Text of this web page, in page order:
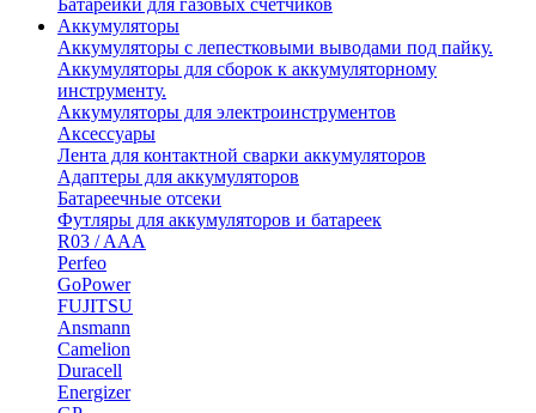
Батарейки для газовых счетчиков
Аккумуляторы
Аккумуляторы с лепестковыми выводами под пайку.
Аккумуляторы для сборок к аккумуляторному
инструменту.
Аккумуляторы для электроинструментов
Аксессуары
Лента для контактной сварки аккумуляторов
Адаптеры для аккумуляторов
Батареечные отсеки
Футляры для аккумуляторов и батареек
R03 / AAA
Perfeo
GoPower
FUJITSU
Ansmann
Camelion
Duracell
Energizer